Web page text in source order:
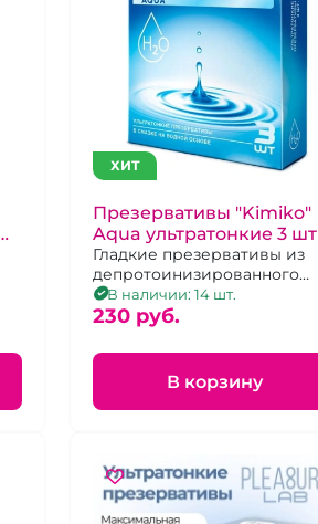
ХИТ
Презервативы "Kimiko"
Aqua ультратонкие 3 шт
Гладкие презервативы из
депротоинизированного
латекса,
В наличии: 14 шт.
230 pуб.
В корзину